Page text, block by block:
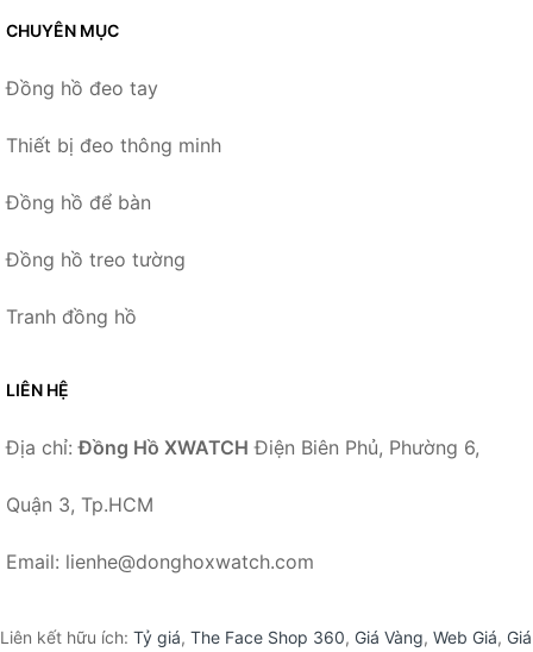
CHUYÊN MỤC
Đồng hồ đeo tay
Thiết bị đeo thông minh
Đồng hồ để bàn
Đồng hồ treo tường
Tranh đồng hồ
LIÊN HỆ
Địa chỉ:Đồng Hồ XWATCH Điện Biên Phủ, Phường 6,
Quận 3, Tp.HCM
Email: lienhe@donghoxwatch.com
Liên kết hữu ích: Tỷ giá, The Face Shop 360, Giá Vàng, Web Giá, Giá